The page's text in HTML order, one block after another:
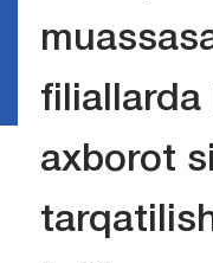
filiallarda
axborot